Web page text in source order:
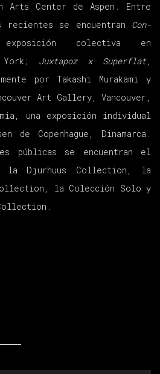
Arts Center de Aspen. Entre
recientes se encuentran Con-
colectiva en
York; Juxtapoz x Superflat,
por Takashi Murakami y
Art Gallery, Vancouver,
una exposición individual
de Copenhague, Dinamarca.
públicas se encuentran el
la Djurhuus Collection, la
la Colección Solo y